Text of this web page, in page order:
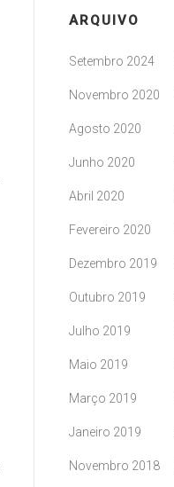
ARQUIVO
Setembro 2024
Novembro 2020
Agosto 2020
Junho 2020
Abril 2020
Fevereiro 2020
Dezembro 2019
Outubro 2019
Julho 2019
Maio 2019
Março 2019
Janeiro 2019
Novembro 2018